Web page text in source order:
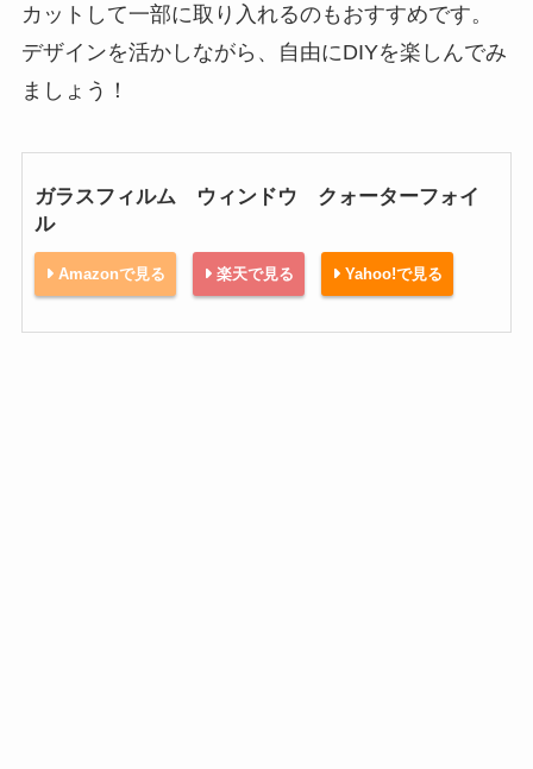
カットして一部に取り入れるのもおすすめです。
デザインを活かしながら、自由にDIYを楽しんでみ
ましょう！
ガラスフィルム ウィンドウ クォーターフォイ
ル
Amazonで見る 楽天で見る Yahoo!で見る